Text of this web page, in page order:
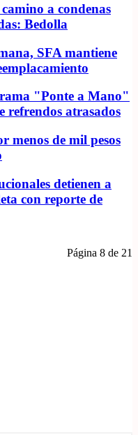
a condenas
Bedolla
SFA mantiene
"Ponte a Mano"
refrendos atrasados
menos de mil pesos
detienen a
con reporte de
Página 8 de 21